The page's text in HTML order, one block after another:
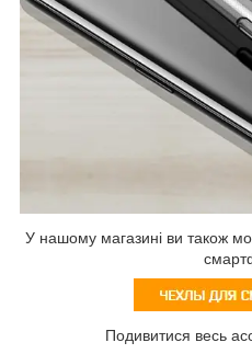
У нашому магазині ви також
Подивитися весь